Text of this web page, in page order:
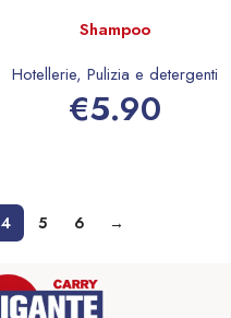
Shampoo
Hotellerie, Pulizia e detergenti
€5.90
4 5 6 →